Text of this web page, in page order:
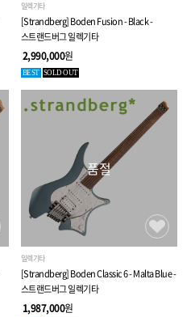
일렉기타
[Strandberg] Boden Fusion - Black -
스트랜드버그 일렉기타
2,990,000원
BEST SOLD OUT
품절
일렉기타
[Strandberg] Boden Classic 6 - Malta Blue -
스트랜드버그 일렉기타
1,987,000원